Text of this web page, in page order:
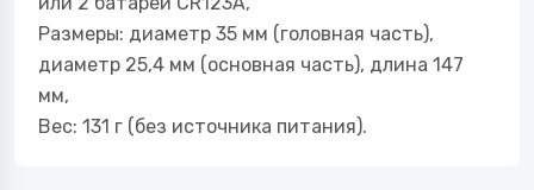
Размеры: диаметр 35 мм (головная часть),
диаметр 25,4 мм (основная часть), длина 147
мм,
Вес: 131 г (без источника питания).